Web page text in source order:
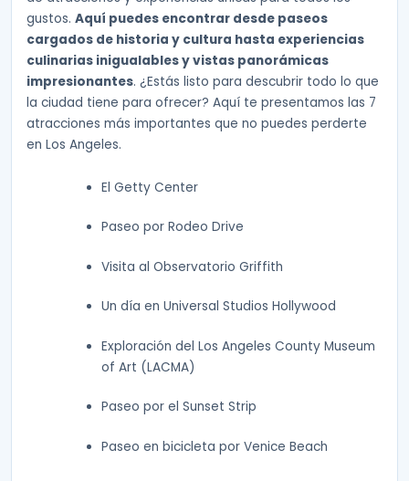
gustos. Aquí puedes encontrar desde paseos
cargados de historia y cultura hasta experiencias
culinarias inigualables y vistas panorámicas
impresionantes. ¿Estás listo para descubrir todo lo que
la ciudad tiene para ofrecer? Aquí te presentamos las 7
atracciones más importantes que no puedes perderte
en Los Angeles.
El Getty Center
Paseo por Rodeo Drive
Visita al Observatorio Griffith
Un día en Universal Studios Hollywood
Exploración del Los Angeles County Museum
of Art (LACMA)
Paseo por el Sunset Strip
Paseo en bicicleta por Venice Beach